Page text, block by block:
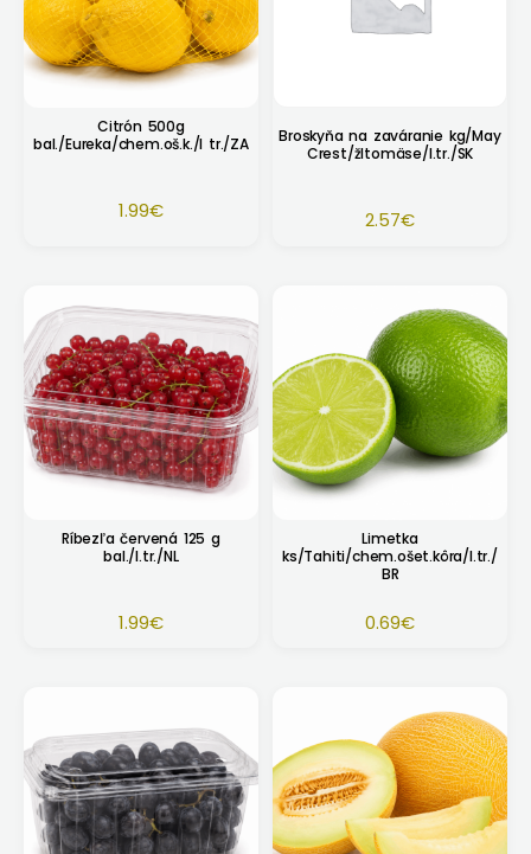
Citrón 500g
bal./Eureka/chem.oš.k./I tr./ZA
1.99€
Broskyňa na zaváranie kg/May
Crest/žltomäse/I.tr./SK
2.57€
Ríbezľa červená 125 g
bal./I.tr./NL
1.99€
Limetka
ks/Tahiti/chem.ošet.kôra/I.tr./
BR
0.69€